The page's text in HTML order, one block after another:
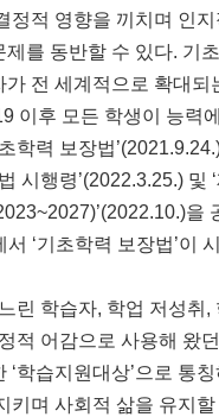
정적 영향을 끼치며 인지
를 동반할 수 있다. 기
전 세계적으로 확대되
이후 모든 학생이 능력
학력 보장법
시행령’(2022.3.25.) 및
을
서 ‘기초학력 보장법’이
린 학습자, 학업 저성취,
적 어감으로 사용해 왔
‘학습지원대상’으로 통
키며 사회적 삶을 유지